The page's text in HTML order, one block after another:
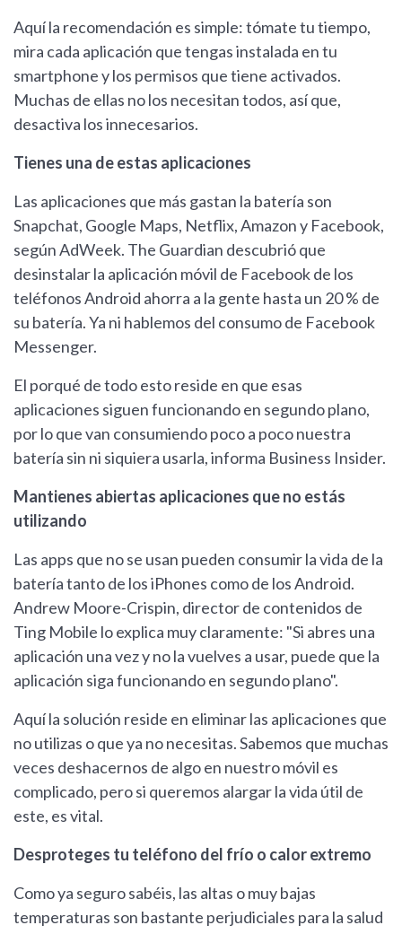
Aquí la recomendación es simple: tómate tu tiempo,
mira cada aplicación que tengas instalada en tu
smartphone y los permisos que tiene activados.
Muchas de ellas no los necesitan todos, así que,
desactiva los innecesarios.
Tienes una de estas aplicaciones
Las aplicaciones que más gastan la batería son
Snapchat, Google Maps, Netflix, Amazon y Facebook,
según AdWeek. The Guardian descubrió que
desinstalar la aplicación móvil de Facebook de los
teléfonos Android ahorra a la gente hasta un 20 % de
su batería. Ya ni hablemos del consumo de Facebook
Messenger.
El porqué de todo esto reside en que esas
aplicaciones siguen funcionando en segundo plano,
por lo que van consumiendo poco a poco nuestra
batería sin ni siquiera usarla, informa Business Insider.
Mantienes abiertas aplicaciones que no estás
utilizando
Las apps que no se usan pueden consumir la vida de la
batería tanto de los iPhones como de los Android.
Andrew Moore-Crispin, director de contenidos de
Ting Mobile lo explica muy claramente: "Si abres una
aplicación una vez y no la vuelves a usar, puede que la
aplicación siga funcionando en segundo plano".
Aquí la solución reside en eliminar las aplicaciones que
no utilizas o que ya no necesitas. Sabemos que muchas
veces deshacernos de algo en nuestro móvil es
complicado, pero si queremos alargar la vida útil de
este, es vital.
Desproteges tu teléfono del frío o calor extremo
Como ya seguro sabéis, las altas o muy bajas
temperaturas son bastante perjudiciales para la salud